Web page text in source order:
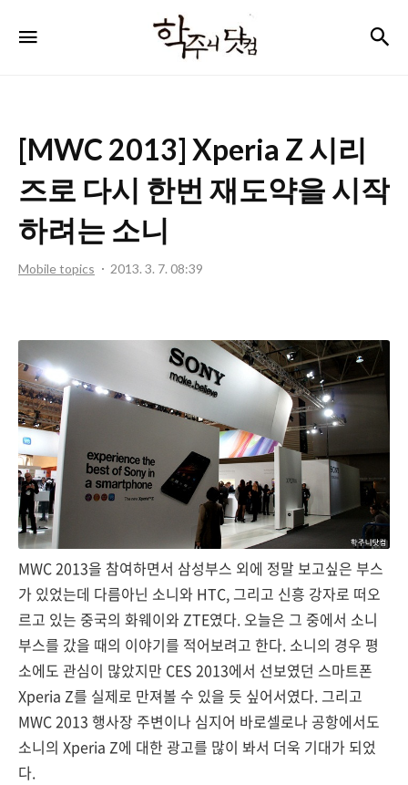
주
컴
[MWC 2013] Xperia Z 시리
즈로 다시 한번 재도약을 시작
하려는 소니
Mobile topics 2013. 3. 7. 08:39
MWC 2013을 참여하면서 삼성부스 외에 정말 보고싶은 부스
가 있었는데 다름아닌 소니와 HTC, 그리고 신흥 강자로 떠오
르고 있는 중국의 화웨이와 ZTE였다. 오늘은 그 중에서 소니
부스를 갔을 때의 이야기를 적어보려고 한다. 소니의 경우 평
소에도 관심이 많았지만 CES 2013에서 선보였던 스마트폰
Xperia Z를 실제로 만져볼 수 있을 듯 싶어서였다. 그리고
MWC 2013 행사장 주변이나 심지어 바로셀로나 공항에서도
소니의 Xperia Z에 대한 광고를 많이 봐서 더욱 기대가 되었
다.